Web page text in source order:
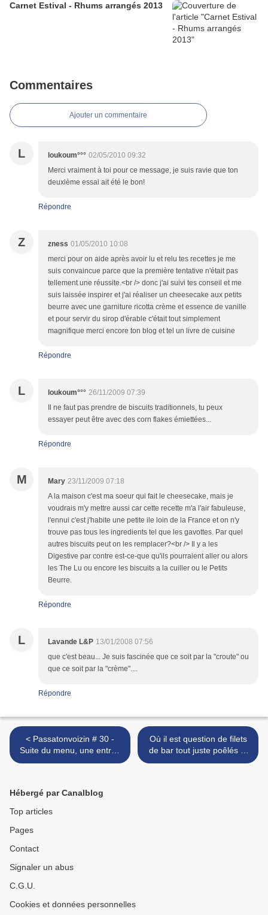
Carnet Estival - Rhums arrangés 2013
Commentaires
Ajouter un commentaire
L loukoum°°° 02/05/2010 09:32
Merci vraiment à toi pour ce message, je suis ravie que ton
deuxième essai ait été le bon!
Répondre
Z zness 01/05/2010 10:08
merci pour on aide après avoir lu et relu tes recettes je me
suis convaincue parce que la première tentative n'était pas
tellement une réussite.<br /> donc j'ai suivi tes conseil et me
suis laissée inspirer et j'ai réaliser un cheesecake aux petits
beurre avec une garniture ricotta crème et essence de vanille
et pour servir du sirop d'érable c'était tout simplement
magnifique merci encore ton blog et tel un livre de cuisine
Répondre
L loukoum°°° 26/11/2009 07:39
Il ne faut pas prendre de biscuits traditionnels, tu peux
essayer peut être avec des corn flakes émiettées...
Répondre
M Mary 23/11/2009 07:18
A la maison c'est ma soeur qui fait le cheesecake, mais je
voudrais m'y mettre aussi car cette recette m'a l'air fabuleuse,
l'ennui c'est j'habite une petite ile loin de la France et on n'y
trouve pas tous les ingredients tel que les gavottes. Par quel
autres biscuits peut on les remplacer?<br /> Il y a les
Digestive par contre est-ce-que qu'ils pourraient aller ou alors
les The Lu ou encore les biscuits a la cuiller ou le Petits
Beurre.
Répondre
L Lavande L&P 13/01/2008 07:56
que c'est beau... Je suis fascinée que ce soit par la "croute" ou
que ce soit par la "crème"....
Répondre
< Passatonvoizin # 30 -
Suite du menu, une entrée
et un dessert...
Où il est question de filets
de bar tout juste poêlés et
de faire son caviar
Hébergé par Canalblog
Top articles
Pages
Contact
Signaler un abus
C.G.U.
Cookies et données personnelles